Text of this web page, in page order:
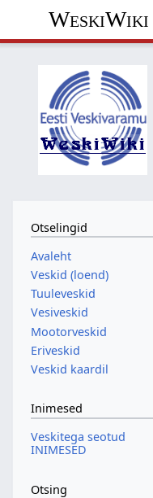
WeskiWiki
Otselingid
Avaleht
Veskid (loend)
Tuuleveskid
Vesiveskid
Mootorveskid
Eriveskid
Veskid kaardil
Inimesed
Veskitega seotud
INIMESED
Otsing